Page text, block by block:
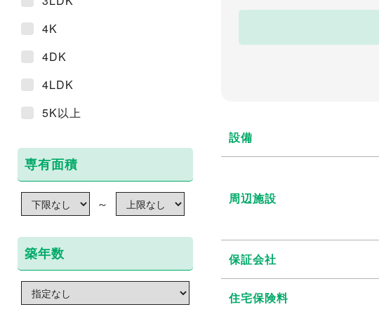
4K
4DK
4LDK
5K以上
専有面積
～
築年数
設備
周辺施設
保証会社
住宅保険料